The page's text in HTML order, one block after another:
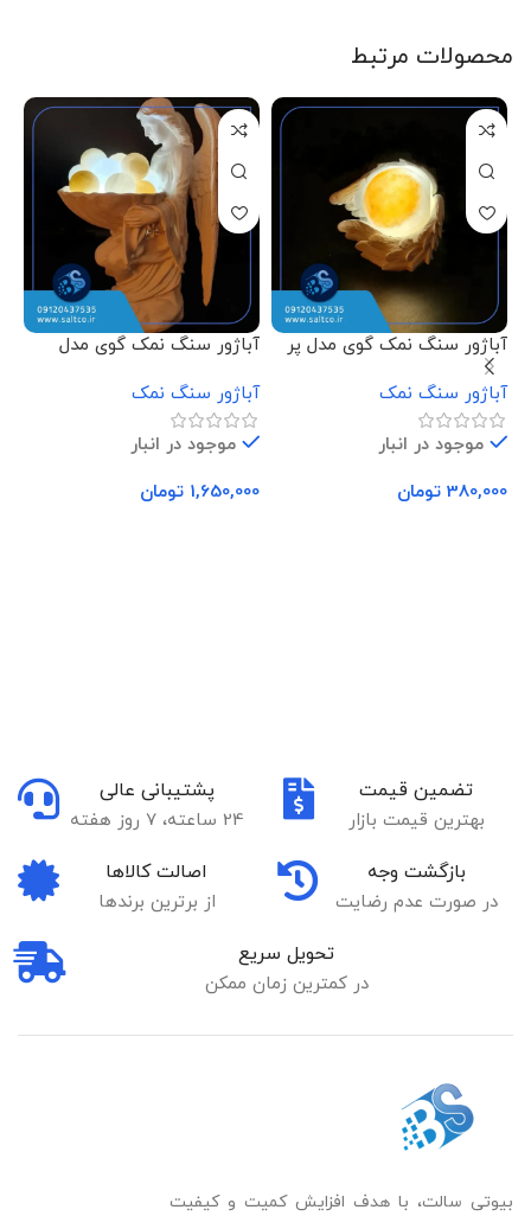
محصولات مرتبط
آباژور سنگ نمک گوی مدل پر
آباژور سنگ نمک
موجود در انبار
380,000 تومان
آباژور سنگ نمک گوی مدل
آباژور سنگ نمک
موجود در انبار
1,650,000 تومان
تضمین قیمت
بهترین قیمت بازار
پشتیبانی عالی
24 ساعته، 7 روز هفته
بازگشت وجه
در صورت عدم رضایت
اصالت کالاها
از برترین برندها
تحویل سریع
در کمترین زمان ممکن
بیوتی سالت، با هدف افزایش کمیت و کیفیت